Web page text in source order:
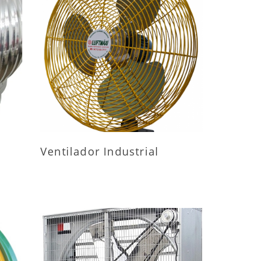
MAIS INFORMAÇÕES
Ventilador Industrial